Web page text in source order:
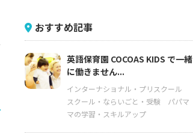
おすすめ記事
英語保育園 COCOAS KIDS で一緒
に働きません...
インターナショナル・プリスクール
スクール・ならいごと・受験
パパマ
マの学習・スキルアップ